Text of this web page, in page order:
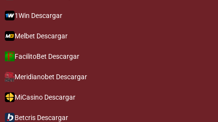
1Win Descargar
Melbet Descargar
FacilitoBet Descargar
Meridianobet Descargar
MiCasino Descargar
Betcris Descargar